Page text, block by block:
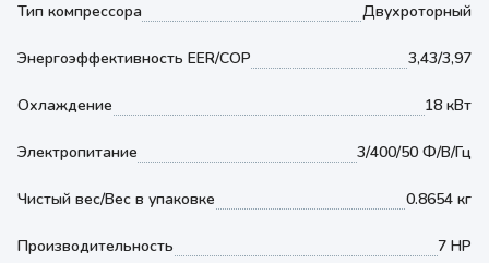
Тип компрессора Двухроторный
Энергоэффективность EER/COP 3,43/3,97
Охлаждение 18 кВт
Электропитание 3/400/50 Ф/В/Гц
Чистый вес/Вес в упаковке 0.8654 кг
Производительность 7 HP